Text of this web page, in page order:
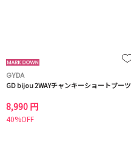
GYDA
GD bijou 2WAYチャンキーショートブーツ
8,990 円
40%OFF